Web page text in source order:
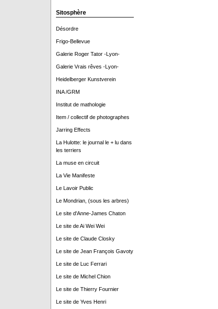
Sitosphère
Désordre
Frigo-Bellevue
Galerie Roger Tator -Lyon-
Galerie Vrais rêves -Lyon-
Heidelberger Kunstverein
INA /GRM
Institut de mathologie
Item / collectif de photographes
Jarring Effects
La Hulotte: le journal le + lu dans
les terriers
La muse en circuit
La Vie Manifeste
Le Lavoir Public
Le Mondrian, (sous les arbres)
Le site d'Anne-James Chaton
Le site de Ai Wei Wei
Le site de Claude Closky
Le site de Jean François Gavoty
Le site de Luc Ferrari
Le site de Michel Chion
Le site de Thierry Fournier
Le site de Yves Henri